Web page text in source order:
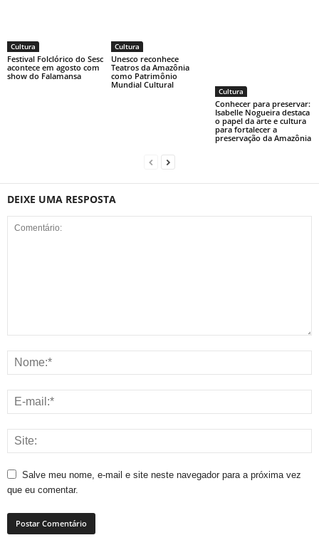
Cultura
Festival Folclórico do Sesc
acontece em agosto com
show do Falamansa
Cultura
Unesco reconhece
Teatros da Amazônia
como Patrimônio
Mundial Cultural
Cultura
Conhecer para preservar:
Isabelle Nogueira destaca
o papel da arte e cultura
para fortalecer a
preservação da Amazônia
DEIXE UMA RESPOSTA
Salve meu nome, e-mail e site neste navegador para a próxima vez
que eu comentar.